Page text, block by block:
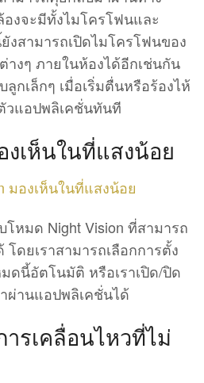
องจะมีทั้งไมโครโฟนและ
งสามารถเปิดไมโครโฟนของ
างๆ ภายในห้องได้อีกเช่นกัน
กเล็กๆ เมื่อเริ่มตื่นหรือร้องไห้
วแอปพลิเคชั่นทันที
งเห็นในที่แสงน้อย
หมด Night Vision ที่สามารถ
ดยเราสามารถเลือกการตั้ง
ดนี้อัตโนมัติ หรือเราเปิด/ปิด
ผ่านแอปพลิเคชั่นได้
ารเคลื่อนไหวที่ไม่